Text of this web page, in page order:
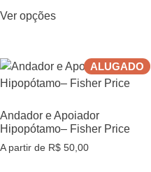
Ver opções
ALUGADO
Andador e Apoiador
Hipopótamo– Fisher Price
A partir de R$ 50,00